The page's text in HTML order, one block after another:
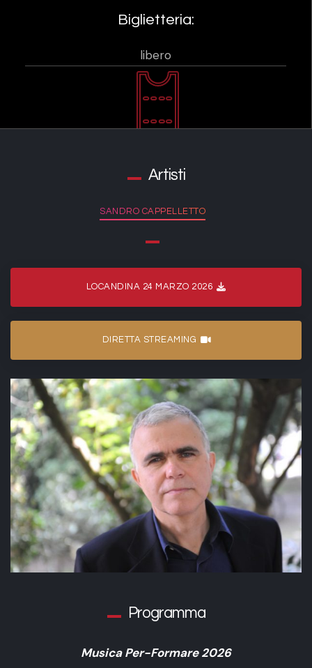
Biglietteria:
libero
Artisti
SANDRO CAPPELLETTO
LOCANDINA 24 MARZO 2026
DIRETTA STREAMING
Programma
Musica Per-Formare 2026